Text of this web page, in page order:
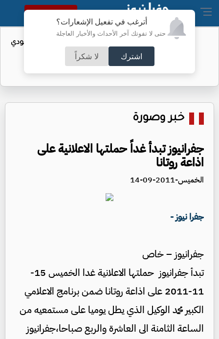
أترغب في تفعيل الإشعارات؟
حتى لا تفوتك آخر الأحداث والأخبار العاجلة
اشترك لا شكراً
النسخة الكاملة
واردات الولايات المتحدة من النفط السعودي
تهبط إلى الصفر
خبر وصورة
جفرانيوز تبدأ غداً حملتها الاعلانية على
اذاعة روتانا
الخميس-2011-09-14
جفرا نيوز -
جفرانيوز – خاص
تبدأ جفرانيوز حملتها الاعلانية غدا الخميس 15-
11-2011 على اذاعة روتانا ضمن برنامج الاعلامي
الكبير محمد الوكيل الذي يطل يوميا على مستمعيه من
الساعة الثامنة الى العاشرة والربع صباحا،جفرانيوز